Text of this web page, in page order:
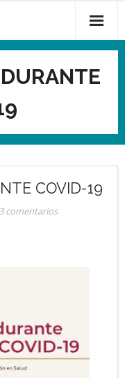
COVID-19
3 comentarios